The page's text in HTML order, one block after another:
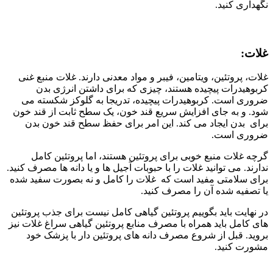
نگهداری کنید.
غلات:
غلات، پروتئین، ویتامین، فیبر و مواد معدنی دارند. غلات منبع غنی
کربوهیدرات پیچیده هستند، چیزی که برای داشتن انرژی بدن
ضروری است. کربوهیدرات پیچیده، تدریجا به گلوکز شکسته می
شود. و به جای افزایش سریع قند خون، یک سطح ثابت از قند خون
برای بدن ایجاد می کند. این امر برای حفظ سطح قند خون بدن
ضروری است.
گرچه غلات منبع خوبی برای پروتئین هستند، اما پروتئین کامل
ندارند. می توانید غلات را با حبوبات آجیل ها و یا دانه ها مصرف کنید.
برای سلامتی مفید است که غلات را کامل و نه بصورت سفید شده
یا تصفیه شده آن را مصرف کنید.
در نهایت باید بگوییم پروتئین گیاهی کامل نیست برای جذب پروتئین
های کامل باید همراه با مصرف منابع پروتئین گیاهی سراغ غلات نیز
بروید. قبل از شروع مصرف دانه های پروتئین دار با پزشک خود
مشورت کنید.